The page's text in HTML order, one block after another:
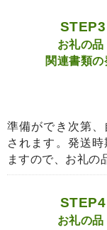
STEP3
お礼の品
関連書類の
準備ができ次第
されます。発送
ますので、お礼の
STEP4
お礼の品